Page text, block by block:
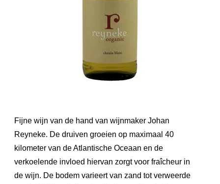
Fijne wijn van de hand van wijnmaker Johan
Reyneke. De druiven groeien op maximaal 40
kilometer van de Atlantische Oceaan en de
verkoelende invloed hiervan zorgt voor fraîcheur in
de wijn. De bodem varieert van zand tot verweerde